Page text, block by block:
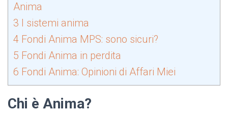
Anima
3 I sistemi anima
4 Fondi Anima MPS: sono sicuri?
5 Fondi Anima in perdita
6 Fondi Anima: Opinioni di Affari Miei
Chi è Anima?